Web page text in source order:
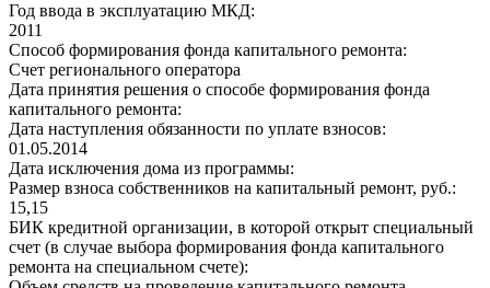
Год ввода в эксплуатацию МКД:
2011
Способ формирования фонда капитального ремонта:
Счет регионального оператора
Дата принятия решения о способе формирования фонда
капитального ремонта:
Дата наступления обязанности по уплате взносов:
01.05.2014
Дата исключения дома из программы:
Размер взноса собственников на капитальный ремонт, руб.:
15,15
БИК кредитной организации, в которой открыт специальный
счет (в случае выбора формирования фонда капитального
ремонта на специальном счете):